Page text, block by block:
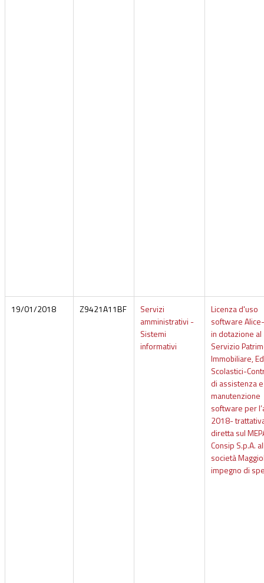
19/01/2018 Z9421A11BF
Servizi
amministrativi -
Sistemi
informativi
Licenza d'uso
software Alice-
in dotazione al
Servizio
Immobiliare,
Scolastici-
di assistenza e
manutenzione
software per
2018-
diretta sul
Consip S.p.A.
società
impegno di